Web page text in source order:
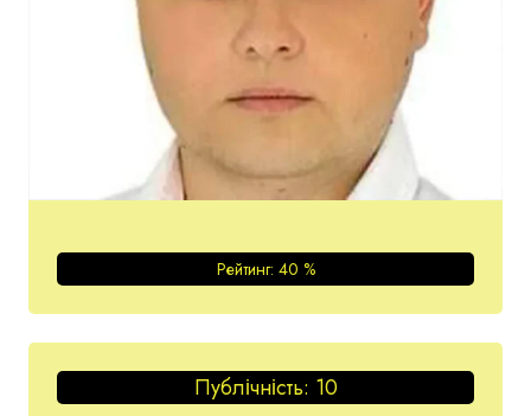
Рейтинг: 40 %
Публічність: 10